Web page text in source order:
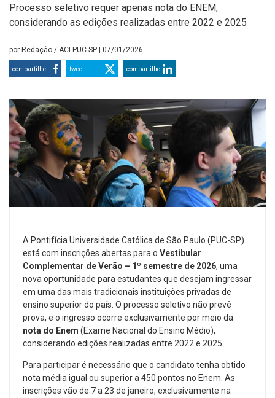
Processo seletivo requer apenas nota do ENEM,
considerando as edições realizadas entre 2022 e 2025
por Redação / ACI PUC-SP | 07/01/2026
compartilhe tweet compartilhe
A Pontifícia Universidade Católica de São Paulo (PUC-SP)
está com inscrições abertas para o Vestibular
Complementar de Verão – 1º semestre de 2026, uma
nova oportunidade para estudantes que desejam ingressar
em uma das mais tradicionais instituições privadas de
ensino superior do país. O processo seletivo não prevê
prova, e o ingresso ocorre exclusivamente por meio da
nota do Enem (Exame Nacional do Ensino Médio),
considerando edições realizadas entre 2022 e 2025.
Para participar é necessário que o candidato tenha obtido
nota média igual ou superior a 450 pontos no Enem. As
inscrições vão de 7 a 23 de janeiro, exclusivamente na